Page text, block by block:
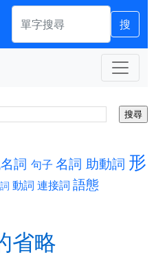
搜
詞 句子 名詞 助動詞 形
動詞 連接詞 語態
省略